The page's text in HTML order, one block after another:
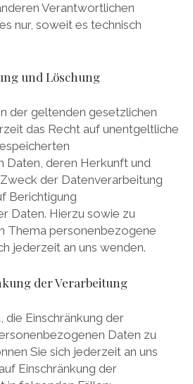
Verantwortlichen
nur, soweit es technisch
und Löschung
der geltenden gesetzlichen
das Recht auf unentgeltliche
Daten, deren Herkunft und
der Datenverarbeitung
Berichtigung
Daten. Hierzu sowie zu
Thema personenbezogene
jederzeit an uns wenden.
der Verarbeitung
die Einschränkung der
Daten zu
Sie sich jederzeit an uns
Einschränkung der